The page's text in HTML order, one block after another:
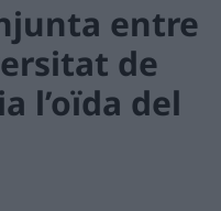
entre
de
l’oïda del